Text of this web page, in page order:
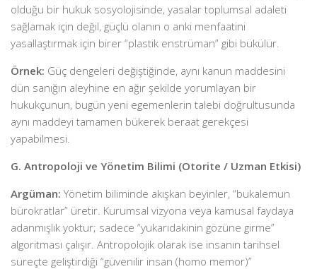
olduğu bir hukuk sosyolojisinde, yasalar toplumsal adaleti
sağlamak için değil, güçlü olanın o anki menfaatini
yasallaştırmak için birer “plastik enstrüman” gibi bükülür.
Örnek: Güç dengeleri değiştiğinde, aynı kanun maddesini
dün sanığın aleyhine en ağır şekilde yorumlayan bir
hukukçunun, bugün yeni egemenlerin talebi doğrultusunda
aynı maddeyi tamamen bükerek beraat gerekçesi
yapabilmesi.
G. Antropoloji ve Yönetim Bilimi (Otorite / Uzman Etkisi)
Argüman: Yönetim biliminde akışkan beyinler, “bukalemun
bürokratlar” üretir. Kurumsal vizyona veya kamusal faydaya
adanmışlık yoktur; sadece “yukarıdakinin gözüne girme”
algoritması çalışır. Antropolojik olarak ise insanın tarihsel
süreçte geliştirdiği “güvenilir insan (homo memor)”